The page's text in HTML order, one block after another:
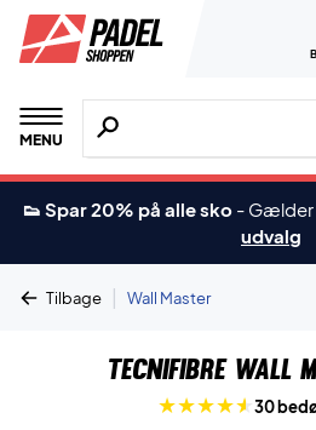
MENU
Søg efter produkter,
👟 Spar 20% på alle sko - Gælder
udvalg
Tilbage | Wall Master
Tecnifibre Wall
30